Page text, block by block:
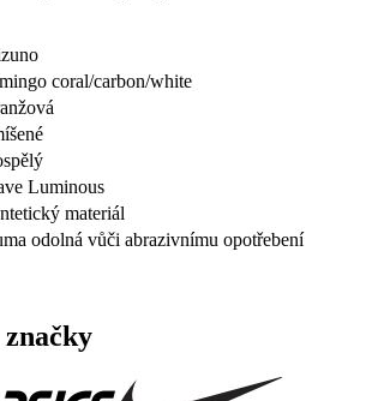
coral/carbon/white
Luminous
materiál
odolná vůči abrazivnímu opotřebení
značky